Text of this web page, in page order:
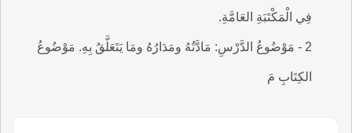
فِي الْمَكْتَبَةِ العَامَّةِ.
2 - مَوْضُوعُ الدَّرْسِ: مَادَّتُهُ ومَدَارُهُ ومَا يَتَعَلَّقُ بِهِ. مَوْضُوعُ
الكِتَابِ مَ